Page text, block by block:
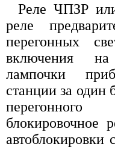
Реле ЧПЗР
реле
перегонных
включения
лампочки
станции за один
перегонного
блокировочное